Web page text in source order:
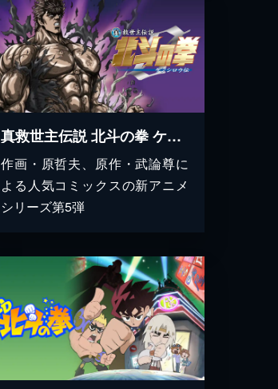
真救世主伝説 北斗の拳 ケンシロウ伝
作画・原哲夫、原作・武論尊に
よる人気コミックスの新アニメ
シリーズ第5弾